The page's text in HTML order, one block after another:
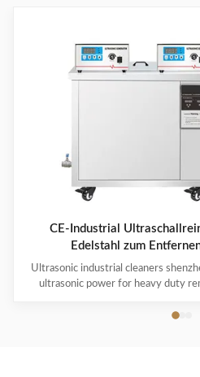
CE-Industrial
Edelstahl zum
Schwerlaststoffen
Ultrasonic industrial cleaners
ultrasonic power for heavy duty
widely used in engine block, engine